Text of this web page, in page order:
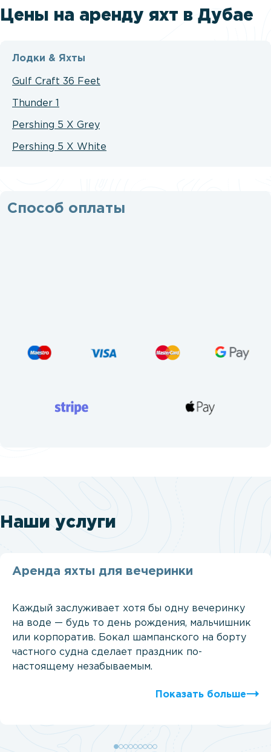
Цены на аренду яхт в Дубае
Лодки & Яхты
Gulf Craft 36 Feet
Thunder 1
Pershing 5 X Grey
Pershing 5 X White
Способ оплаты
Наши услуги
Аренда яхты для вечеринки
Каждый заслуживает хотя бы одну вечеринку
на воде — будь то день рождения, мальчишник
или корпоратив. Бокал шампанского на борту
частного судна сделает праздник по-
настоящему незабываемым.
Показать больше